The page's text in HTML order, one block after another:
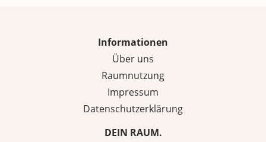
Informationen
Über uns
Raumnutzung
Impressum
Datenschutzerklärung
DEIN RAUM.